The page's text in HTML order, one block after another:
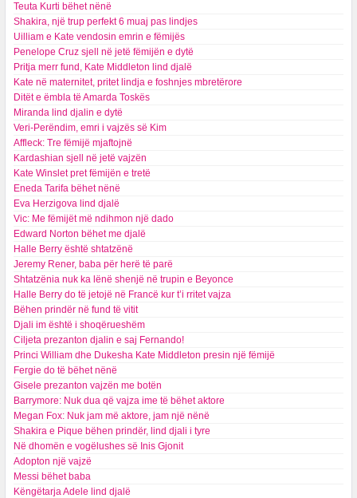
Teuta Kurti bëhet nënë
Shakira, një trup perfekt 6 muaj pas lindjes
Uilliam e Kate vendosin emrin e fëmijës
Penelope Cruz sjell në jetë fëmijën e dytë
Pritja merr fund, Kate Middleton lind djalë
Kate në maternitet, pritet lindja e foshnjes mbretërore
Ditët e ëmbla të Amarda Toskës
Miranda lind djalin e dytë
Veri-Perëndim, emri i vajzës së Kim
Affleck: Tre fëmijë mjaftojnë
Kardashian sjell në jetë vajzën
Kate Winslet pret fëmijën e tretë
Eneda Tarifa bëhet nënë
Eva Herzigova lind djalë
Vic: Me fëmijët më ndihmon një dado
Edward Norton bëhet me djalë
Halle Berry është shtatzënë
Jeremy Rener, baba për herë të parë
Shtatzënia nuk ka lënë shenjë në trupin e Beyonce
Halle Berry do të jetojë në Francë kur t’i rritet vajza
Bëhen prindër në fund të vitit
Djali im është i shoqërueshëm
Ciljeta prezanton djalin e saj Fernando!
Princi William dhe Dukesha Kate Middleton presin një fëmijë
Fergie do të bëhet nënë
Gisele prezanton vajzën me botën
Barrymore: Nuk dua që vajza ime të bëhet aktore
Megan Fox: Nuk jam më aktore, jam një nënë
Shakira e Pique bëhen prindër, lind djali i tyre
Në dhomën e vogëlushes së Inis Gjonit
Adopton një vajzë
Messi bëhet baba
Këngëtarja Adele lind djalë